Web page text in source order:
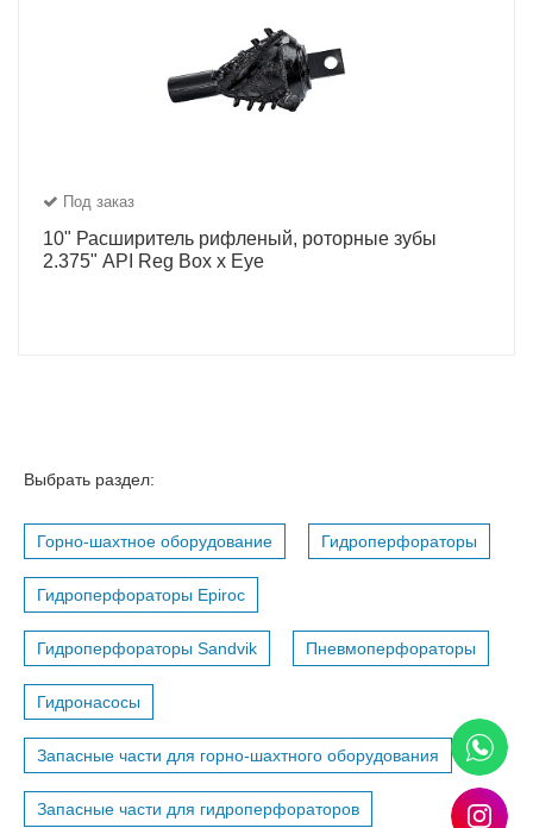
Под заказ
10" Расширитель рифленый, роторные зубы
2.375" API Reg Box x Eye
Выбрать раздел:
Горно-шахтное оборудование Гидроперфораторы
Гидроперфораторы Epiroc
Гидроперфораторы Sandvik Пневмоперфораторы
Гидронасосы
Запасные части для горно-шахтного оборудования
Запасные части для гидроперфораторов